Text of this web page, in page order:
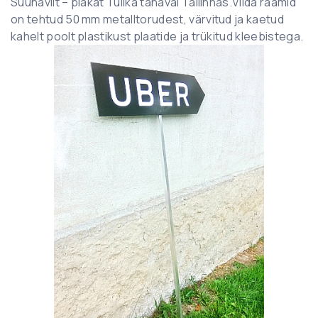
on tehtud 50 mm metalltorudest, värvitud ja kaetud
kahelt poolt plastikust plaatide ja trükitud kleebistega.